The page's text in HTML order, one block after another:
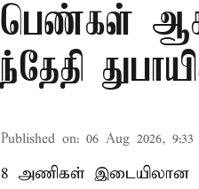
பெண்கள்
ந்தேதி
Published on: 06 Aug 2026, 9:33
8 அணிகள் இடையிலான